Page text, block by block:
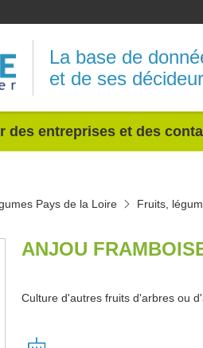
La base de
et de ses
des entreprises et des
Pays de la Loire Fruits,
ANJOU
Culture d'autres fruits d'arbres ou